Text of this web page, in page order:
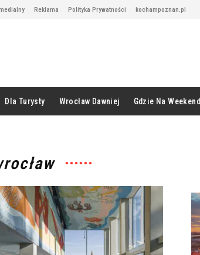
Reklama Polityka Prywatności kochampoznan.pl
Dla Turysty Wrocław Dawniej Gdzie Na Weekend